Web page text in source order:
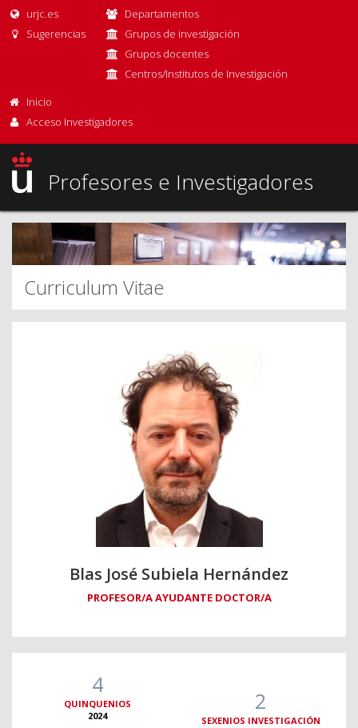
urjc.es
Sugerencias
Departamentos
Grupos de investigación
Grupos docentes
Centros/Institutos de Investigación
Inicio
Acceso Investigadores
Profesores e Investigadores
Curriculum Vitae
Blas José Subiela Hernández
PROFESOR/A AYUDANTE DOCTOR/A
4
QUINQUENIOS
2024
2
SEXENIOS INVESTIGACIÓN